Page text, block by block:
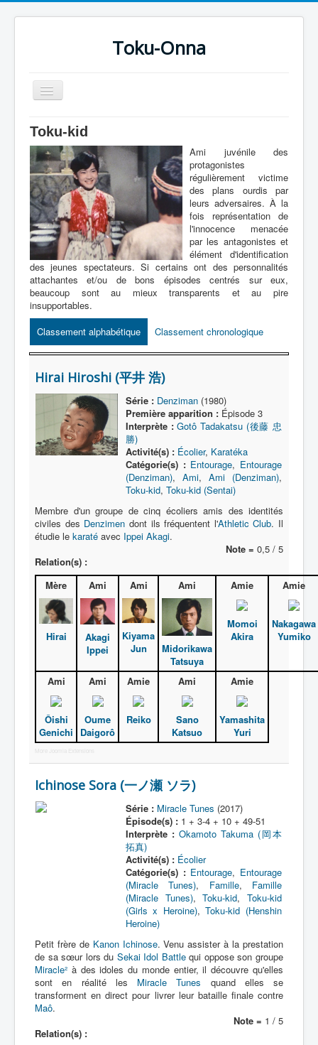
Toku-Onna
Basculer
la
Accueil
Toku-Actrices
Toku-Critiques
Séries
Films
COSAA
Dessins
Artiste Asperger
Lexique
Série
Acteur
Équipe
Personnage
Transformation
Objet
Lieu
Épisode
Référence
Fanservice
Générique
Entourage
Antagoniste
Monstre
Autre
Animal
Race
Activité
Toku-kid
Ami juvénile des
protagonistes
régulièrement victime
des plans ourdis par
leurs adversaires. À la
fois représentation de
l'innocence menacée
par les antagonistes et
élément d'identification
des jeunes spectateurs. Si certains ont des personnalités
attachantes et/ou de bons épisodes centrés sur eux,
beaucoup sont au mieux transparents et au pire
insupportables.
Classement alphabétique
Classement chronologique
Hirai Hiroshi (平井 浩)
Série : Denziman(1980)
Première apparition :Épisode 3
Interprète : Gotô Tadakatsu (後藤 忠
勝)
Activité(s) : Écolier, Karatéka
Catégorie(s) : Entourage, Entourage
(Denziman), Ami, Ami (Denziman),
Toku-kid, Toku-kid (Sentai)
Membre d'un groupe de cinq écoliers amis des identités
civiles des Denzimen dont ils fréquentent l'Athletic Club. Il
étudie le karaté avec Ippei Akagi.
Note = 0,5 / 5
Relation(s) :
Mère
Hirai
Ami
Akagi
Ippei
Ami
Kiyama
Jun
Ami
Midorikawa
Tatsuya
Amie
Momoi
Akira
Amie
Nakagawa
Yumiko
Ami
Ôishi
Genichi
Ami
Oume
Daigorô
Amie
Reiko
Ami
Sano
Katsuo
Amie
Yamashita
Yuri
More Joomla Extensions
Ichinose Sora (一ノ瀬 ソラ)
Série : Miracle Tunes (2017)
Épisode(s) :1 + 3-4 + 10 + 49-51
Interprète : Okamoto Takuma (岡本
拓真)
Activité(s) : Écolier
Catégorie(s) : Entourage, Entourage
(Miracle Tunes), Famille, Famille
(Miracle Tunes),Toku-kid, Toku-kid
(Girls x Heroine),Toku-kid (Henshin
Heroine)
Petit frère de Kanon Ichinose. Venu assister à la prestation
de sa sœur lors du Sekai Idol Battlequi oppose son groupe
Miracle² à des idoles du monde entier, il découvre qu'elles
sont en réalité les Miracle Tunes quand elles se
transforment en direct pour livrer leur bataille finale contre
Maô.
Note = 1 / 5
Relation(s) :